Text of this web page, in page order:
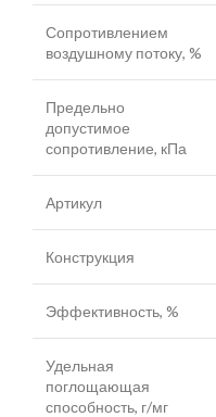
Сопротивлением
воздушному потоку, %
Предельно
допустимое
сопротивление, кПа
Артикул
Конструкция
Эффективность, %
Удельная
поглощающая
способность, г/мг